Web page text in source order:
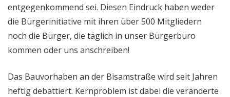
entgegenkommend sei. Diesen Eindruck haben weder
die Bürgerinitiative mit ihren über 500 Mitgliedern
noch die Bürger, die täglich in unser Bürgerbüro
kommen oder uns anschreiben!
Das Bauvorhaben an der Bisamstraße wird seit Jahren
heftig debattiert. Kernproblem ist dabei die veränderte